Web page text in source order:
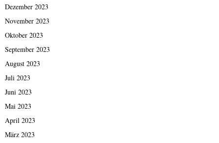
Dezember 2023
November 2023
Oktober 2023
September 2023
August 2023
Juli 2023
Juni 2023
Mai 2023
April 2023
März 2023